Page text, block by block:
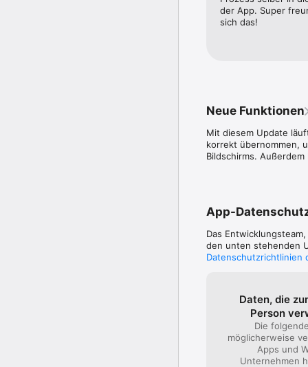
Es gelten unsere
https://hypofy.de/
der App. Super
sich das!
Neue Funktionen
Mit diesem Update
korrekt übernommen,
Bildschirms.
App-
Das Entwicklungsteam,
den unten stehenden
Datenschutzrichtlinien
Daten, die
Person
Die
möglicherweise
Apps und
Unternehmen